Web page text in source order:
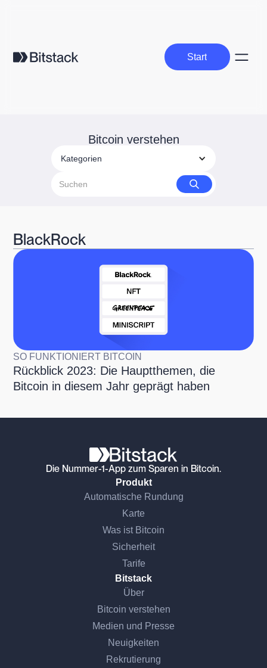
Start
Start
Bitcoin verstehen
Kategorien
BlackRock
SO FUNKTIONIERT BITCOIN
Rückblick 2023: Die Hauptthemen, die
Bitcoin in diesem Jahr geprägt haben
Die Nummer-1-App zum Sparen in Bitcoin.
Produkt
Automatische Rundung
Karte
Was ist Bitcoin
Sicherheit
Tarife
Bitstack
Über
Bitcoin verstehen
Medien und Presse
Neuigkeiten
Rekrutierung